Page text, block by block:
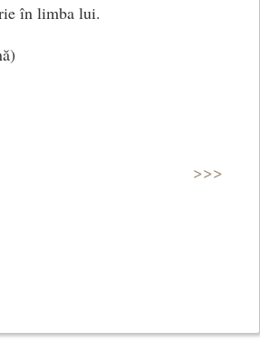
în limba lui.
>>>